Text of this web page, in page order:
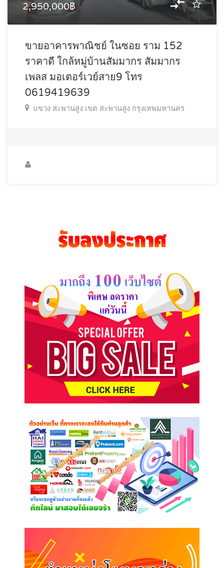
2,950,000฿
ขายอาคารพาณิชย์ ในซอย ราม 152
ราคาดี ใกล้หมู่บ้านสัมมากร สัมมากร
เพลส มอเตอร์เวย์สาย9 โทร
0619419639
แขวง สะพานสูง เขต สะพานสูง กรุงเทพมหานคร